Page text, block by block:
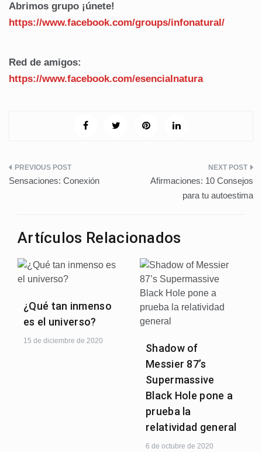
Abrimos grupo ¡únete!
https://www.facebook.com/groups/infonatural/
Red de amigos:
https://www.facebook.com/esencialnatura
Navegación
Sensaciones: Conexión
Afirmaciones: 10 Consejos
para tu autoestima
Artículos Relacionados
¿Qué tan inmenso
es el universo?
15 de diciembre de 2020
Shadow of
Messier 87’s
Supermassive
Black Hole pone a
prueba la
relatividad general
6 de octubre de 2020